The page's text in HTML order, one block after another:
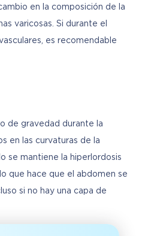
en la composición de la
varicosas. Si durante el
es recomendable
de gravedad durante la
en las curvaturas de la
se mantiene la hiperlordosis
que hace que el abdomen se
si no hay una capa de